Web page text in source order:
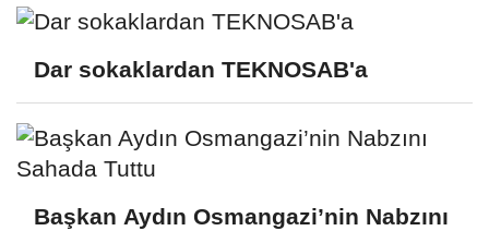
Dar sokaklardan TEKNOSAB'a
Başkan Aydın Osmangazi’nin Nabzını